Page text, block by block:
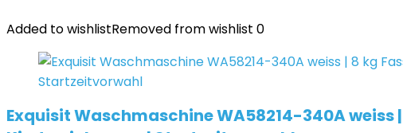
Added to wishlistRemoved from wishlist 0
Exquisit Waschmaschine WA58214-340A